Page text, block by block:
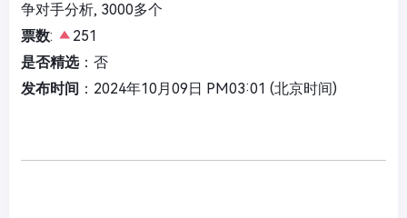
争对手分析, 3000多个
票数:
251
是否精选：否
发布时间 ：2024年10月09日 PM03:01 (北京时间)